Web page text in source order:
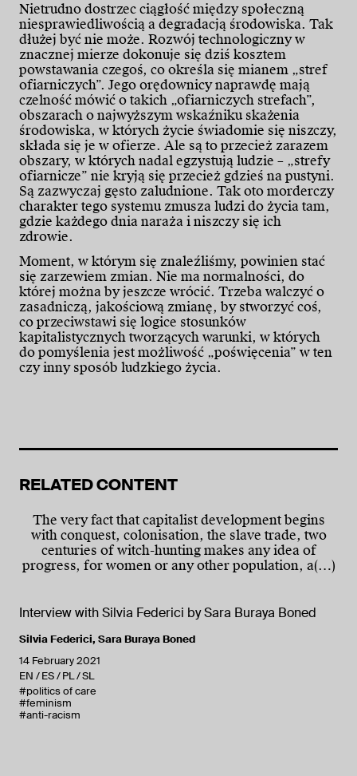
Nietrudno dostrzec ciągłość między społeczną
niesprawiedliwością a degradacją środowiska. Tak
dłużej być nie może. Rozwój technologiczny w
znacznej mierze dokonuje się dziś kosztem
powstawania czegoś, co określa się mianem „stref
ofiarniczych”. Jego orędownicy naprawdę mają
czelność mówić o takich „ofiarniczych strefach”,
obszarach o najwyższym wskaźniku skażenia
środowiska, w których życie świadomie się niszczy,
składa się je w ofierze. Ale są to przecież zarazem
obszary, w których nadal egzystują ludzie – „strefy
ofiarnicze” nie kryją się przecież gdzieś na pustyni.
Są zazwyczaj gęsto zaludnione. Tak oto morderczy
charakter tego systemu zmusza ludzi do życia tam,
gdzie każdego dnia naraża i niszczy się ich
zdrowie.
Moment, w którym się znaleźliśmy, powinien stać
się zarzewiem zmian. Nie ma normalności, do
której można by jeszcze wrócić. Trzeba walczyć o
zasadniczą, jakościową zmianę, by stworzyć coś,
co przeciwstawi się logice stosunków
kapitalistycznych tworzących warunki, w których
do pomyślenia jest możliwość „poświęcenia” w ten
czy inny sposób ludzkiego życia.
RELATED CONTENT
The very fact that capitalist development begins
with conquest, colonisation, the slave trade, two
centuries of witch-hunting makes any idea of
progress, for women or any other population, a(…)
Interview with Silvia Federici by Sara Buraya Boned
Silvia Federici, Sara Buraya Boned
14 February 2021
EN
ES PL SL
#politics of care
#feminism
#anti-racism